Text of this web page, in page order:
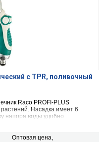
с TPR, поливочный
Raco PROFI-PLUS
Насадка имеет 6
напора воды удобно
Оптовая цена,